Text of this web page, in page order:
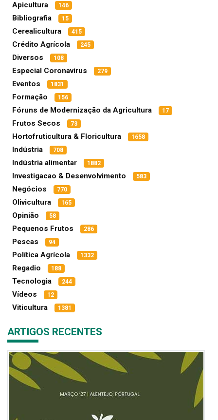
Apicultura 146
Bibliografia 15
Cerealicultura 415
Crédito Agrícola 245
Diversos 108
Especial Coronavírus 279
Eventos 1831
Formação 156
Fóruns de Modernização da Agricultura 17
Frutos Secos 73
Hortofruticultura & Floricultura 1658
Indústria 708
Indústria alimentar 1882
Investigacao & Desenvolvimento 583
Negócios 770
Olivicultura 165
Opinião 58
Pequenos Frutos 286
Pescas 94
Política Agrícola 1332
Regadio 188
Tecnologia 244
Vídeos 12
Viticultura 1381
ARTIGOS RECENTES